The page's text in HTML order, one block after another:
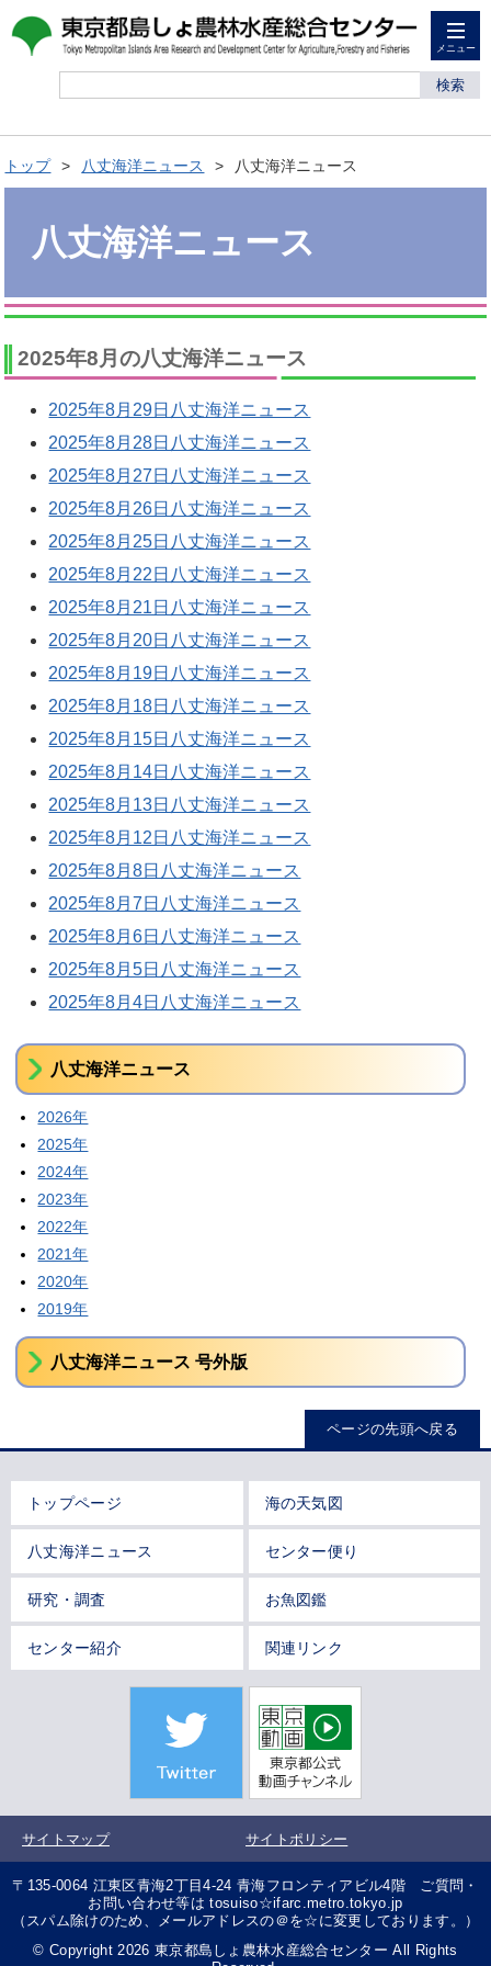
メニュー
検索
トップ 八丈海洋ニュース 八丈海洋ニュース
八丈海洋ニュース
2025年8月の八丈海洋ニュース
2025年8月29日八丈海洋ニュース
2025年8月28日八丈海洋ニュース
2025年8月27日八丈海洋ニュース
2025年8月26日八丈海洋ニュース
2025年8月25日八丈海洋ニュース
2025年8月22日八丈海洋ニュース
2025年8月21日八丈海洋ニュース
2025年8月20日八丈海洋ニュース
2025年8月19日八丈海洋ニュース
2025年8月18日八丈海洋ニュース
2025年8月15日八丈海洋ニュース
2025年8月14日八丈海洋ニュース
2025年8月13日八丈海洋ニュース
2025年8月12日八丈海洋ニュース
2025年8月8日八丈海洋ニュース
2025年8月7日八丈海洋ニュース
2025年8月6日八丈海洋ニュース
2025年8月5日八丈海洋ニュース
2025年8月4日八丈海洋ニュース
八丈海洋ニュース
2026年
2025年
2024年
2023年
2022年
2021年
2020年
2019年
八丈海洋ニュース 号外版
ページの先頭へ戻る
トップページ 海の天気図
八丈海洋ニュース センター便り
研究・調査 お魚図鑑
センター紹介 関連リンク
サイトマップ サイトポリシー
〒135-0064 江東区青海2丁目4-24 青海フロンティアビル4階 ご質問・
お問い合わせ等は tosuiso☆ifarc.metro.tokyo.jp
（スパム除けのため、メールアドレスの＠を☆に変更しております。）
© Copyright 2026 東京都島しょ農林水産総合センター All Rights